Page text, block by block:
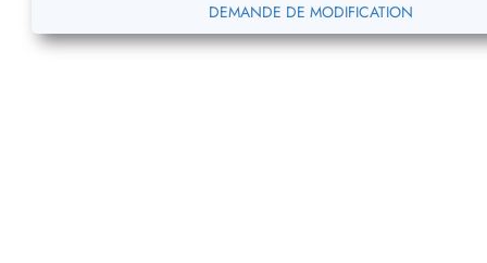
DEMANDE DE MODIFICATION